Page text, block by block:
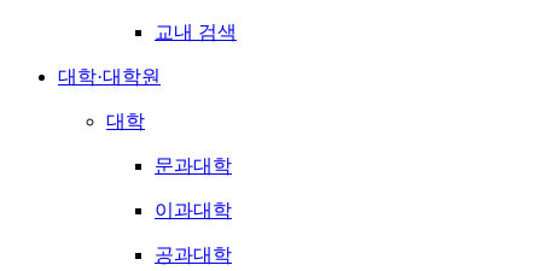
교내 검색
대학·대학원
대학
문과대학
이과대학
공과대학